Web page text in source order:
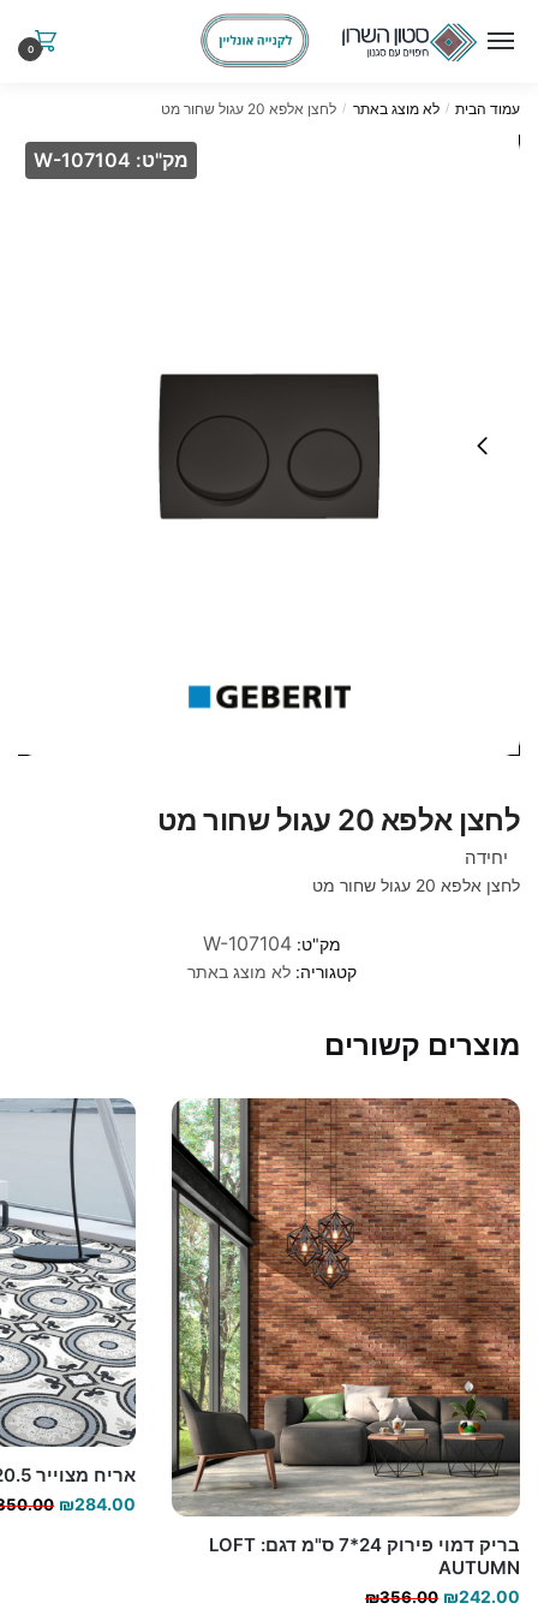
0
עמוד הבית / לא מוצג באתר / לחצן אלפא 20 עגול שחור מט
מק"ט: W-107104
לחצן אלפא 20 עגול שחור מט
יחידה
לחצן אלפא 20 עגול שחור מט
מק"ט: W-107104
קטגוריה: לא מוצג באתר
מוצרים קשורים
בריק דמוי פירוק 24*7 ס"מ דגם: LOFT
AUTUMN
₪356.00 ₪242.00
אריח מצוייר 20.5*20.5 דגם 559602 R10
₪284.00